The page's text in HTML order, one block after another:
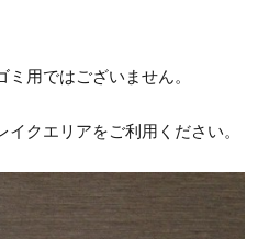
用ではございません。
クエリアをご利用ください。